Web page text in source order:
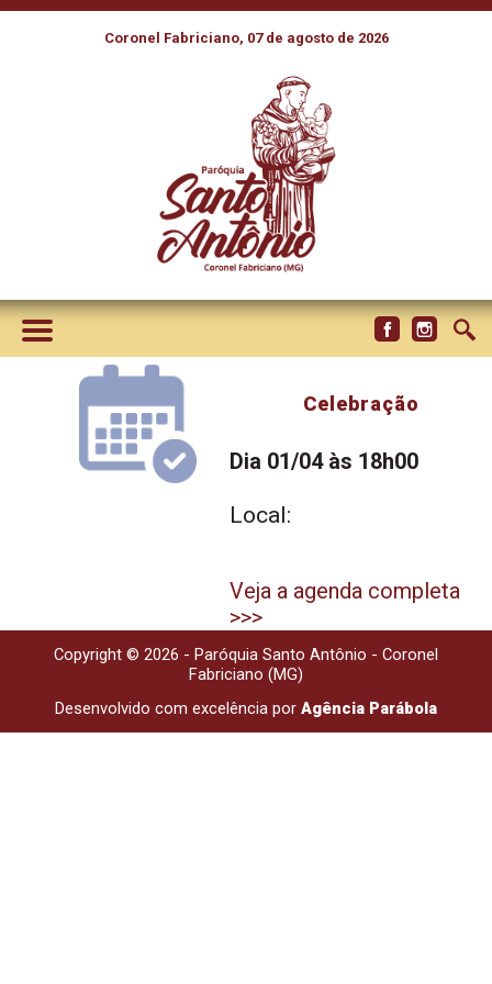
Coronel Fabriciano, 07 de agosto de 2026
Celebração
Dia 01/04 às 18h00
Local:
Veja a agenda completa
>>>
Copyright © 2026 - Paróquia Santo Antônio - Coronel
Fabriciano (MG)
Desenvolvido com excelência por Agência Parábola